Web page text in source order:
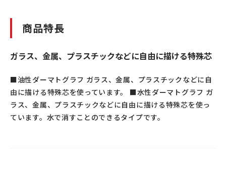
商品特長
ガラス、金属、プラスチックなどに自由に描ける特殊芯
■油性ダーマトグラフ ガラス、金属、プラスチックなどに自
由に描ける特殊芯を使っています。 ■水性ダーマトグラフ ガ
ラス、金属、プラスチックなどに自由に描ける特殊芯を使っ
ています。水で消すことのできるタイプです。